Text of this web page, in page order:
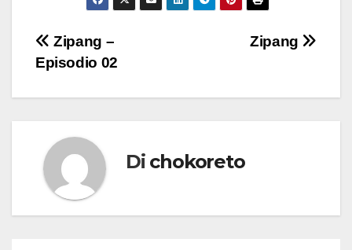
Navigazione
articoli
Zipang
Zipang –
Episodio 02
Di chokoreto